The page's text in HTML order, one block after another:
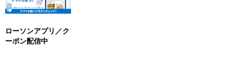
ローソンアプリ／ク
ーポン配信中